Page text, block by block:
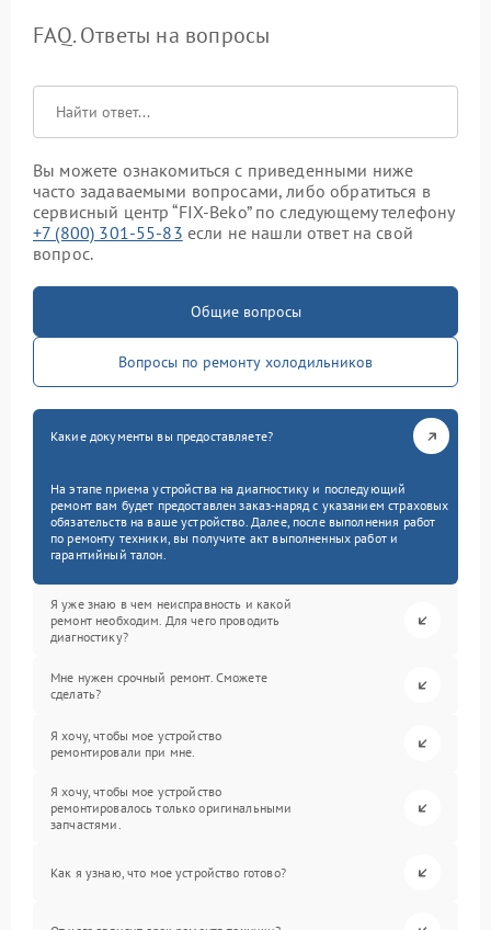
FAQ. Ответы на вопросы
Вы можете ознакомиться с приведенными ниже
часто задаваемыми вопросами, либо обратиться в
сервисный центр “FIX-Beko” по следующему телефону
+7 (800) 301-55-83 если не нашли ответ на свой
вопрос.
Общие вопросы
Вопросы по ремонту холодильников
Какие документы вы предоставляете?
На этапе приема устройства на диагностику и последующий
ремонт вам будет предоставлен заказ-наряд с указанием страховых
обязательств на ваше устройство. Далее, после выполнения работ
по ремонту техники, вы получите акт выполненных работ и
гарантийный талон.
Я уже знаю в чем неисправность и какой
ремонт необходим. Для чего проводить
диагностику?
Мне нужен срочный ремонт. Сможете
сделать?
Я хочу, чтобы мое устройство
ремонтировали при мне.
Я хочу, чтобы мое устройство
ремонтировалось только оригинальными
запчастями.
Как я узнаю, что мое устройство готово?